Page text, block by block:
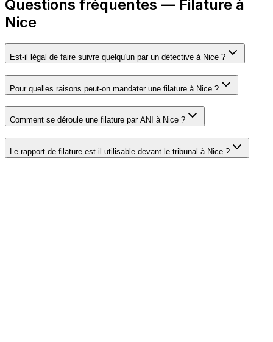
Questions fréquentes — Filature à
Nice
Est-il légal de faire suivre quelqu'un par un détective à Nice ?
Pour quelles raisons peut-on mandater une filature à Nice ?
Comment se déroule une filature par ANI à Nice ?
Le rapport de filature est-il utilisable devant le tribunal à Nice ?